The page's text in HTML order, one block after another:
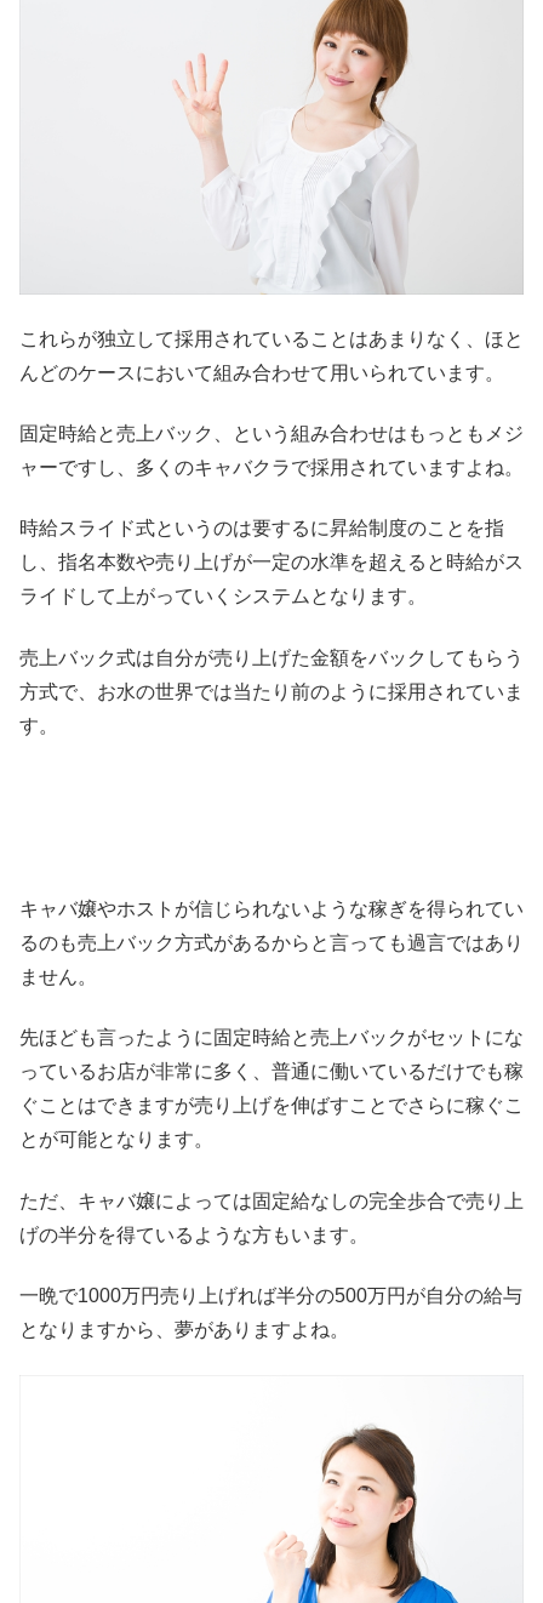
これらが独立して採用されていることはあまりなく、ほと
んどのケースにおいて組み合わせて用いられています。
固定時給と売上バック、という組み合わせはもっともメジ
ャーですし、多くのキャバクラで採用されていますよね。
時給スライド式というのは要するに昇給制度のことを指
し、指名本数や売り上げが一定の水準を超えると時給がス
ライドして上がっていくシステムとなります。
売上バック式は自分が売り上げた金額をバックしてもらう
方式で、お水の世界では当たり前のように採用されていま
す。
キャバ嬢やホストが信じられないような稼ぎを得られてい
るのも売上バック方式があるからと言っても過言ではあり
ません。
先ほども言ったように固定時給と売上バックがセットにな
っているお店が非常に多く、普通に働いているだけでも稼
ぐことはできますが売り上げを伸ばすことでさらに稼ぐこ
とが可能となります。
ただ、キャバ嬢によっては固定給なしの完全歩合で売り上
げの半分を得ているような方もいます。
一晩で1000万円売り上げれば半分の500万円が自分の給与
となりますから、夢がありますよね。